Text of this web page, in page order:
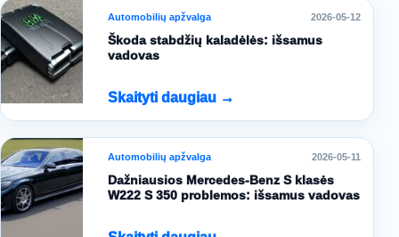
Automobilių apžvalga 2026-05-12
Škoda stabdžių kaladėlės: išsamus
vadovas
Skaityti daugiau →
Automobilių apžvalga 2026-05-11
Dažniausios Mercedes-Benz S klasės
W222 S 350 problemos: išsamus vadovas